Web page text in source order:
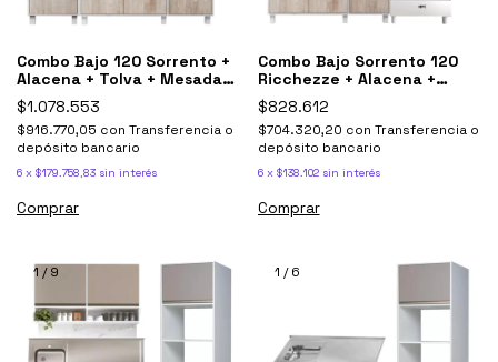
Combo Bajo 120 Sorrento +
Alacena + Tolva + Mesada
Johnson
$1.078.553
$916.770,05 con Transferencia o
depósito bancario
6 x $179.758,83 sin interés
Comprar
Combo Bajo Sorrento 120
Ricchezze + Alacena +
Mesada Johnson
$828.612
$704.320,20 con Transferencia o
depósito bancario
6 x $138.102 sin interés
Comprar
1 /9 1 /6